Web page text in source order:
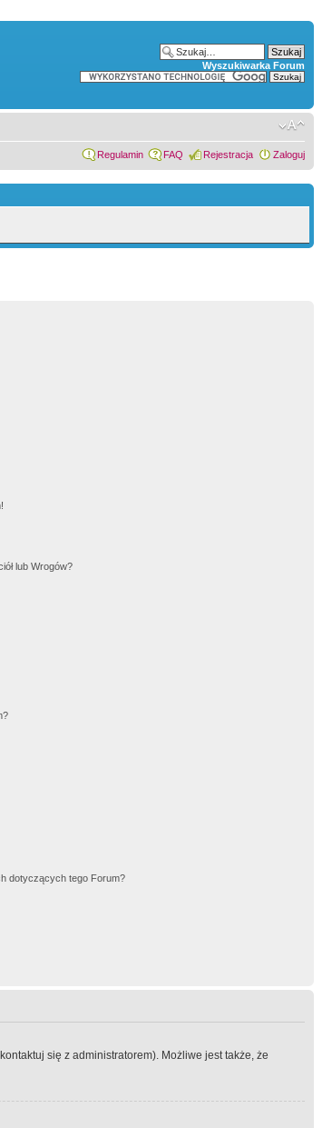
Wyszukiwarka Forum
Regulamin FAQ Rejestracja Zaloguj
lub Wrogów?
dotyczących tego Forum?
się z administratorem). Możliwe jest także, że